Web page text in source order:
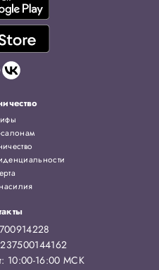
салонам
10:00-16:00 МСК